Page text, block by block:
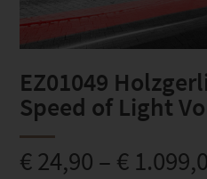
EZ01049
Speed of Light
€24,90 – €